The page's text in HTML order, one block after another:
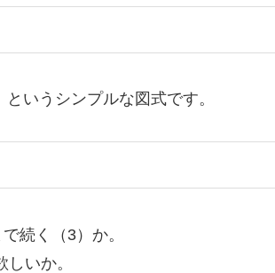
というシンプルな図式です。
続く（3）か。
いか。